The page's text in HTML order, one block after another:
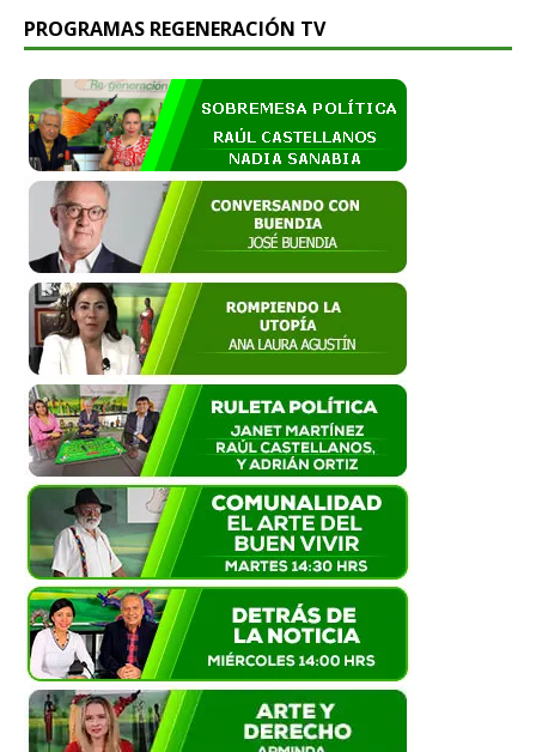
PROGRAMAS REGENERACIÓN TV